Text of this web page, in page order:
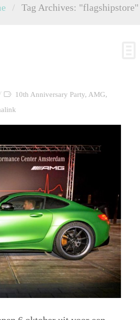
/ Tag Archives: "flagshipstore"
10th Anniversary Party, AMG,